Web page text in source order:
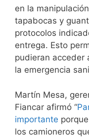
en la
tapabocas y
protocolos
entrega. Esto
pudieran acceder
la emergencia
Martín Mesa,
Fiancar afirmó “
importante
los camioneros